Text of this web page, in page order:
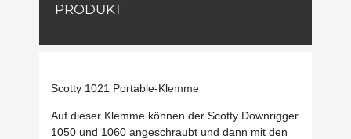
PRODUKT
Scotty 1021 Portable-Klemme
Auf dieser Klemme können der Scotty Downrigger
1050 und 1060 angeschraubt und dann mit den